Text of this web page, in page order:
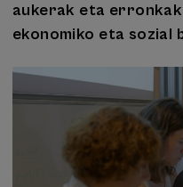
aukerak eta
ekonomiko eta sozial